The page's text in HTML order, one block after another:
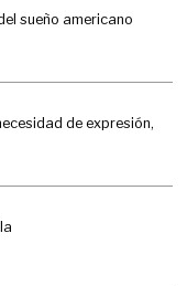
sueño americano
de expresión,